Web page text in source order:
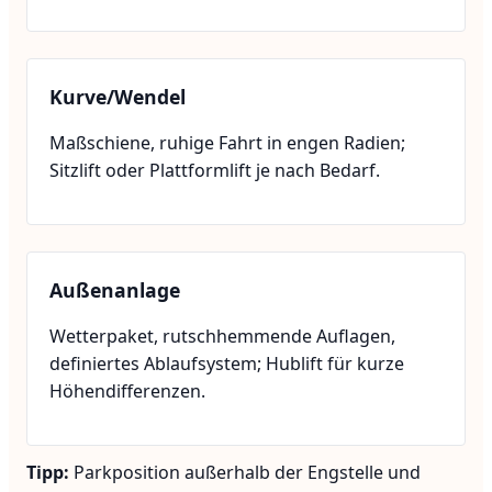
Kurve/Wendel
Maßschiene, ruhige Fahrt in engen Radien;
Sitzlift oder Plattformlift je nach Bedarf.
Außenanlage
Wetterpaket, rutschhemmende Auflagen,
definiertes Ablaufsystem; Hublift für kurze
Höhendifferenzen.
Tipp: Parkposition außerhalb der Engstelle und